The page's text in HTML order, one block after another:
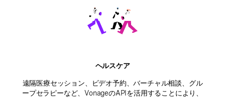
ヘルスケア
遠隔医療セッション、ビデオ予約、バーチャル相談、グル
ープセラピーなど、VonageのAPIを活用することにより、